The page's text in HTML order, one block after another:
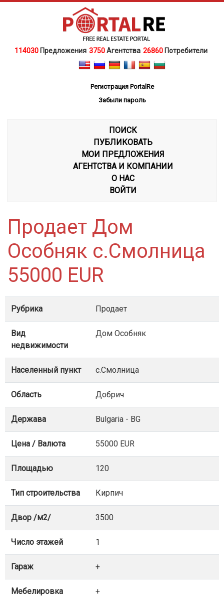
114030 Предложения 3750Агентства 26860 Потребители
Регистрация PortalRe
Забыли пароль
ПОИСК
ПУБЛИКОВАТЬ
МОИ ПРЕДЛОЖЕНИЯ
АГЕНТСТВА И КОМПАНИИ
О НАС
ВОЙТИ
Продает Дом
Особняк с.Смолница
55000 EUR
Рубрика Продает
Вид
недвижимости
Дом Особняк
Населенный пункт с.Смолница
Область Добрич
Держава Bulgaria - BG
Цена / Валюта 55000 EUR
Площадью 120
Тип строительства Кирпич
Двор /м2/ 3500
Число этажей 1
Гараж +
Мебелировка +